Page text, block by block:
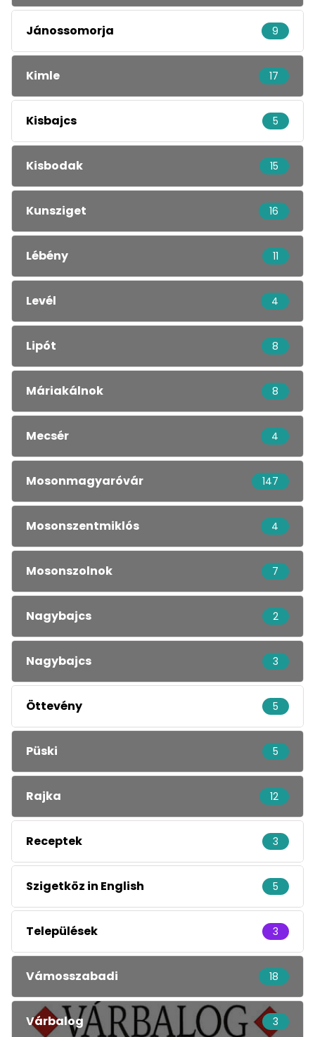
Jánossomorja 9
Kimle 17
Kisbajcs 5
Kisbodak 15
Kunsziget 16
Lébény 11
Levél 4
Lipót 8
Máriakálnok 8
Mecsér 4
Mosonmagyaróvár 147
Mosonszentmiklós 4
Mosonszolnok 7
Nagybajcs 2
Nagybajcs 3
Öttevény 5
Püski 5
Rajka 12
Receptek 3
Szigetköz in English 5
Települések 3
Vámosszabadi 18
Várbalog 3